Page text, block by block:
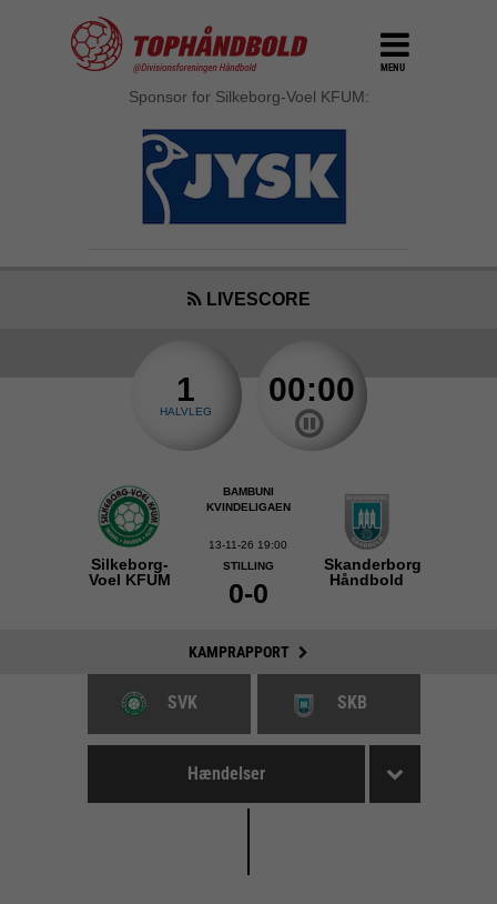
MENU
Sponsor for Silkeborg-Voel KFUM:
LIVESCORE
1
HALVLEG
00:00
Silkeborg-
Voel KFUM
BAMBUNI
KVINDELIGAEN
13-11-26 19:00
STILLING
0-0
Skanderborg
Håndbold
KAMPRAPPORT
SVK SKB
Hændelser